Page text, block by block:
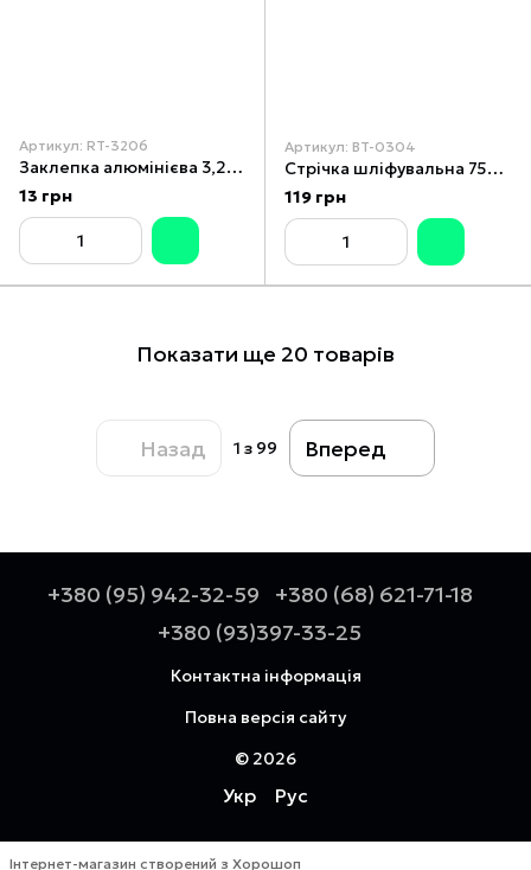
Артикул: RT-3206
Заклепка алюмінієва 3,2x6,0 мм, пачка 50 шт INTERTOOL RT-3206
13 грн
Артикул: BT-0304
Стрічка шліфувальна 75x457мм, зерно 40, пак. 10 шт. INTERTOOL BT-0304
119 грн
Показати ще 20 товарів
Назад 1 з 99 Вперед
+380 (95) 942-32-59
+380 (68) 621-71-18
+380 (93)397-33-25
Контактна інформація
Повна версія сайту
© 2026
Укр Рус
Інтернет-магазин створений з Хорошоп